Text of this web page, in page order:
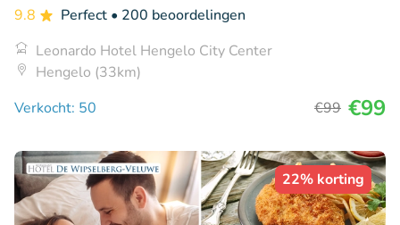
9.8 Perfect • 200 beoordelingen
Leonardo Hotel Hengelo City Center
Hengelo (33km)
Verkocht: 50
€99 €99
22% korting